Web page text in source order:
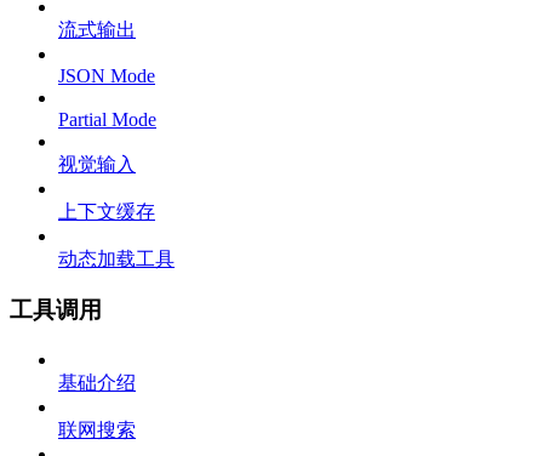
流式输出
JSON Mode
Partial Mode
视觉输入
上下文缓存
动态加载工具
工具调用
基础介绍
联网搜索